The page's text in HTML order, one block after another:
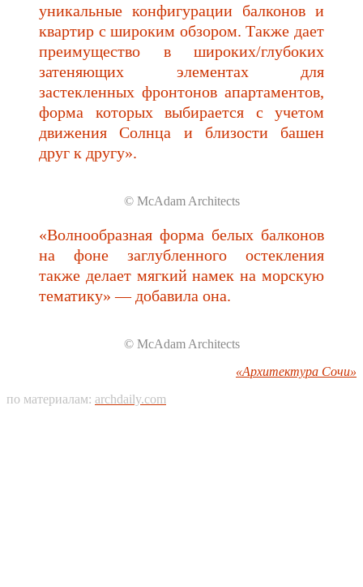
уникальные конфигурации балконов и
квартир с широким обзором. Также дает
преимущество в широких/глубоких
затеняющих элементах для
застекленных фронтонов апартаментов,
форма которых выбирается с учетом
движения Солнца и близости башен
друг к другу».
© McAdam Architects
«Волнообразная форма белых балконов
на фоне заглубленного остекления
также делает мягкий намек на морскую
тематику» — добавила она.
© McAdam Architects
«Архитектура Сочи»
по материалам: archdaily.com